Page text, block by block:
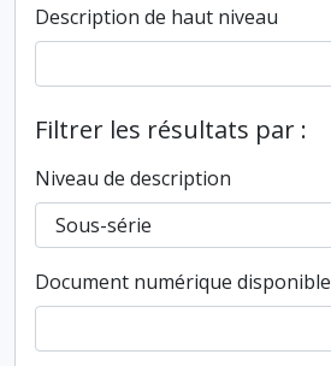
Description de haut niveau
Filtrer les résultats par :
Niveau de description
Document numérique disponible